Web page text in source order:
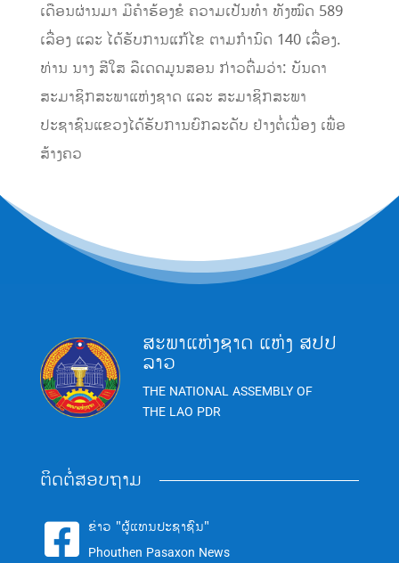
ເດືອນຜ່ານມາ ມີຄຳຮ້ອງຂໍ ຄວາມເປັນທຳ ທັງໝົດ 589
ເລື່ອງ ແລະ ໄດ້ຮັບການແກ້ໄຂ ຕາມກຳນົດ 140 ເລື່ອງ.
ທ່ານ ນາງ ສີໃສ ລືເດດມູນສອນ ກ່າວຕື່ມວ່າ: ບັນດາ
ສະມາຊິກສະພາແຫ່ງຊາດ ແລະ ສະມາຊິກສະພາ
ປະຊາຊົນແຂວງໄດ້ຮັບການຍົກລະດັບ ຢ່າງຕໍ່ເນື່ອງ ເພື່ອ
ສ້າງຄວ
ສະພາແຫ່ງຊາດ ແຫ່ງ ສປປ
ລາວ
THE NATIONAL ASSEMBLY OF
THE LAO PDR
ຕິດຕໍ່ສອບຖາມ
 ຂ່າວ "ຜູ້ແທນປະຊາຊົນ"
Phouthen Pasaxon News